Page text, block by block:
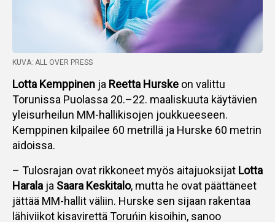
KUVA: ALL OVER PRESS
Lotta Kemppinen ja Reetta Hurske on valittu
Torunissa Puolassa 20.–22. maaliskuuta käytävien
yleisurheilun MM-hallikisojen joukkueeseen.
Kemppinen kilpailee 60 metrillä ja Hurske 60 metrin
aidoissa.
– Tulosrajan ovat rikkoneet myös aitajuoksijat Lotta
Harala ja Saara Keskitalo, mutta he ovat päättäneet
jättää MM-hallit väliin. Hurske sen sijaan rakentaa
lähiviikot kisavirettä Toruńin kisoihin, sanoo